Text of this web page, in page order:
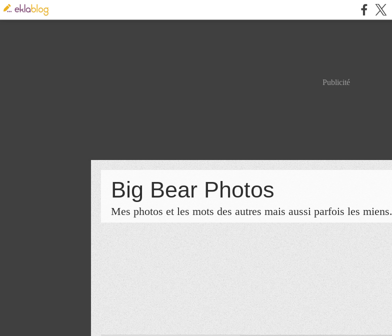
Publicité
Big Bear Photos
Mes photos et les mots des autres mais aussi parfois les miens.